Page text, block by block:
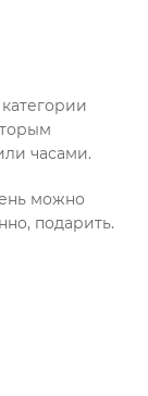
часами.
можно
подарить.